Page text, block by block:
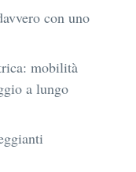
con uno
mobilità
a lungo